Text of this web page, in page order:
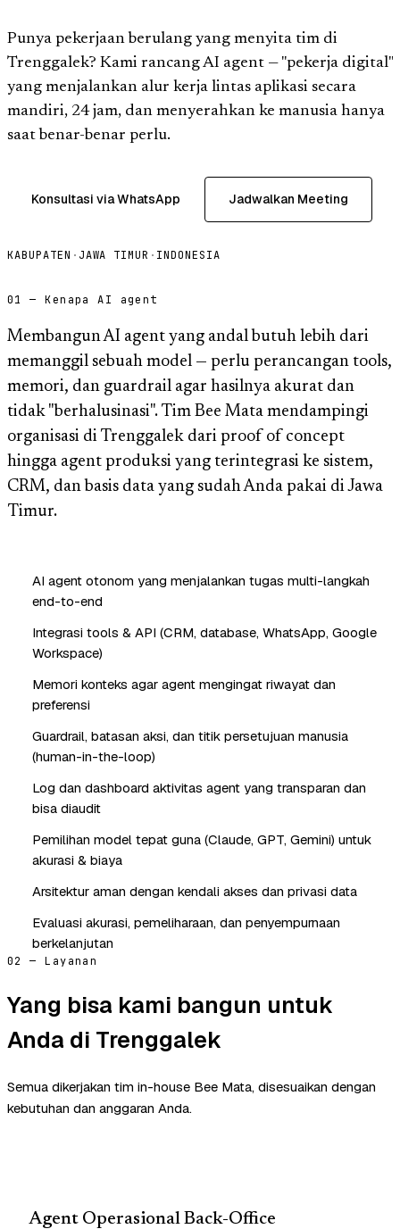
Punya pekerjaan berulang yang menyita tim di
Trenggalek? Kami rancang AI agent — "pekerja digital"
yang menjalankan alur kerja lintas aplikasi secara
mandiri, 24 jam, dan menyerahkan ke manusia hanya
saat benar-benar perlu.
Konsultasi via WhatsApp Jadwalkan Meeting
KABUPATEN · JAWA TIMUR · INDONESIA
01 — Kenapa AI agent
Membangun AI agent yang andal butuh lebih dari
memanggil sebuah model — perlu perancangan tools,
memori, dan guardrail agar hasilnya akurat dan
tidak "berhalusinasi". Tim Bee Mata mendampingi
organisasi di Trenggalek dari proof of concept
hingga agent produksi yang terintegrasi ke sistem,
CRM, dan basis data yang sudah Anda pakai di Jawa
Timur.
AI agent otonom yang menjalankan tugas multi-langkah
end-to-end
Integrasi tools & API (CRM, database, WhatsApp, Google
Workspace)
Memori konteks agar agent mengingat riwayat dan
preferensi
Guardrail, batasan aksi, dan titik persetujuan manusia
(human-in-the-loop)
Log dan dashboard aktivitas agent yang transparan dan
bisa diaudit
Pemilihan model tepat guna (Claude, GPT, Gemini) untuk
akurasi & biaya
Arsitektur aman dengan kendali akses dan privasi data
Evaluasi akurasi, pemeliharaan, dan penyempurnaan
berkelanjutan
02 — Layanan
Yang bisa kami bangun untuk
Anda di Trenggalek
Semua dikerjakan tim in-house Bee Mata, disesuaikan dengan
kebutuhan dan anggaran Anda.
Agent Operasional Back-Office